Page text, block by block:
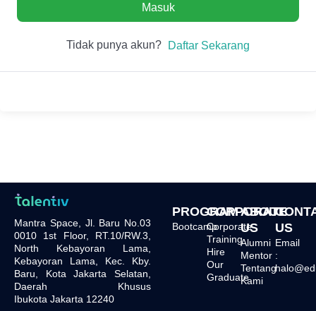
Masuk
Tidak punya akun? Daftar Sekarang
Mantra Space, Jl. Baru No.03
0010 1st Floor, RT.10/RW.3,
North Kebayoran Lama,
Kebayoran Lama, Kec. Kby.
Baru, Kota Jakarta Selatan,
Daerah Khusus
Ibukota Jakarta 12240
PROGRAM
Bootcamp
CORPORATE
Corporate
Training
Hire
Our
Graduate
ABOUT
US
Alumni
Mentor
Tentang
Kami
US
Email
: